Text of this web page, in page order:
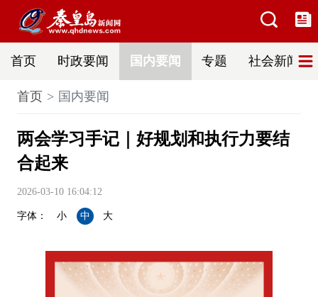
首页 时政要闻 国内要闻 专题 社会新闻
首页 国内要闻
两会学习手记｜好规划和执行力要结
合起来
2026-03-10 16:04:12
字体： 小 中 大